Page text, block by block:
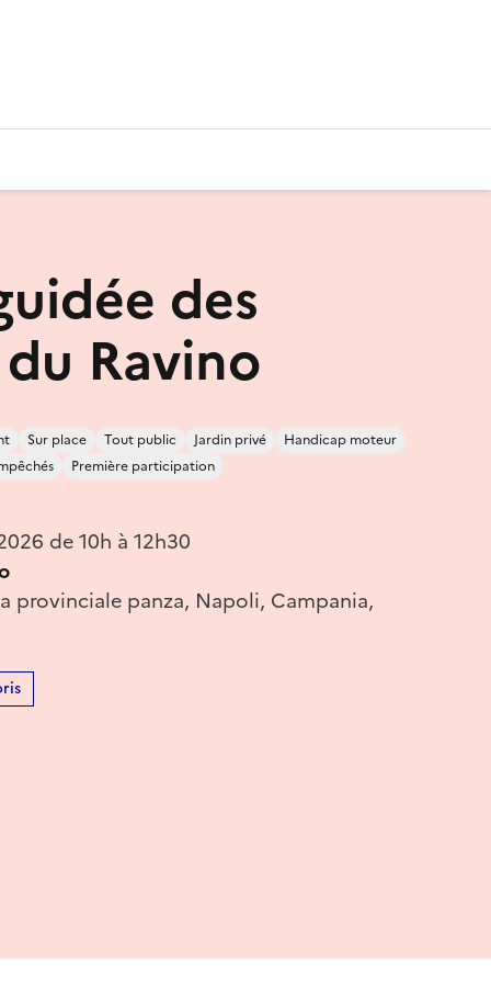
des
Ravino
Sur place Tout public Jardin privé
Handicap moteur
Première participation
de 10h à 12h30
provinciale panza, Napoli, Campania,